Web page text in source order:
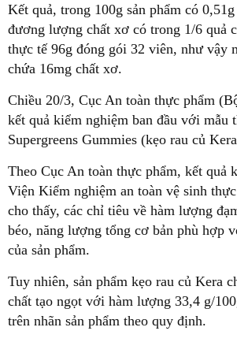
Kết quả, trong 100g sản phẩm có
đương lượng chất xơ có trong 1/6 quả
thực tế 96g đóng gói 32 viên, như vậy
chứa 16mg chất xơ.
Chiều 20/3, Cục An toàn thực phẩm
kết quả kiểm nghiệm ban đầu với mẫu
Supergreens Gummies (kẹo rau củ
Theo Cục An toàn thực phẩm, kết quả
Viện Kiểm nghiệm an toàn vệ sinh
cho thấy, các chỉ tiêu về hàm lượng
béo, năng lượng tổng cơ bản phù hợp
của sản phẩm.
Tuy nhiên, sản phẩm kẹo rau củ Kera
chất tạo ngọt với hàm lượng 33,4 g/
trên nhãn sản phẩm theo quy định.